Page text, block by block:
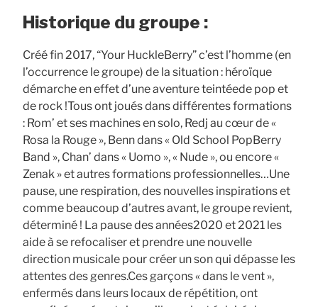
Historique du groupe :
Créé fin 2017, “Your HuckleBerry” c’est l’homme (en
l’occurrence le groupe) de la situation : héroïque
démarche en effet d’une aventure teintée​ de pop et
de rock !​ Tous ont joués dans différentes formations
: Rom’ et ses machines en solo, Redj au cœur de «
Rosa la Rouge », Benn dans « Old School Pop​ Berry
Band », Chan’ dans « Uomo », « Nude », ou encore «
Zenak » et autres formations professionnelles…​ Une
pause, une respiration, des nouvelles inspirations et
comme beaucoup d’autres avant, le groupe revient,
déterminé ! La pause des années​ 2020 et 2021 les
aide à se refocaliser et prendre une nouvelle
direction musicale pour créer un son qui dépasse les
attentes des genres.​ Ces garçons « dans le vent »,
enfermés dans leurs locaux de répétition, ont